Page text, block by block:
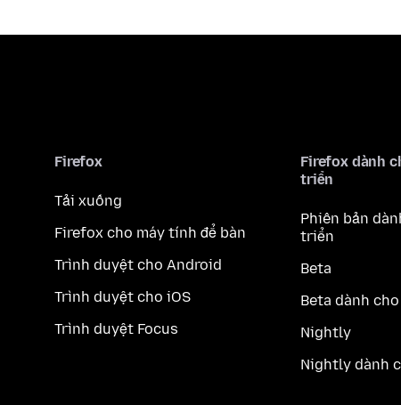
Firefox
Tải xuống
Firefox cho máy tính để bàn
Trình duyệt cho Android
Trình duyệt cho iOS
Trình duyệt Focus
Firefox dành
triển
Phiên bản
triển
Beta
Beta dành
Nightly
Nightly dành